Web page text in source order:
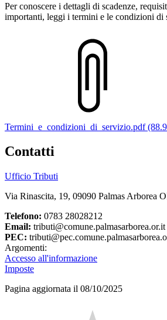
Per conoscere i dettagli di scadenze,
importanti, leggi i termini e le condizioni di
Termini_e_condizioni_di_servizio.pdf
Contatti
Ufficio Tributi
Via Rinascita, 19, 09090 Palmas Arborea
Telefono: 0783 28028212
Email: tributi@comune.palmasarborea.or.it
PEC:
Argomenti:
Accesso all'informazione
Imposte
Pagina aggiornata il 08/10/2025